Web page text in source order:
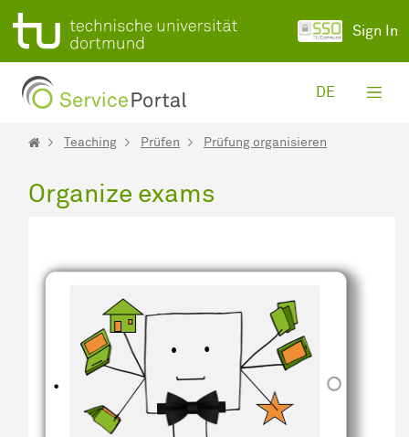
Skip to Main Content
Sign In
DE
Teaching Prüfen Prüfung organisieren
Organize exams